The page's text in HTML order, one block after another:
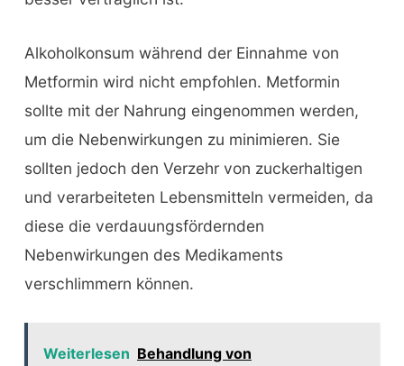
Alkoholkonsum während der Einnahme von
Metformin wird nicht empfohlen. Metformin
sollte mit der Nahrung eingenommen werden,
um die Nebenwirkungen zu minimieren. Sie
sollten jedoch den Verzehr von zuckerhaltigen
und verarbeiteten Lebensmitteln vermeiden, da
diese die verdauungsfördernden
Nebenwirkungen des Medikaments
verschlimmern können.
Weiterlesen Behandlung von